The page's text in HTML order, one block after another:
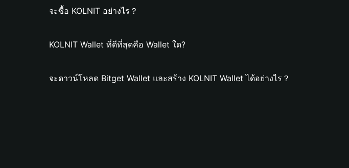
จะซื้อ KOLNIT อย่างไร？
KOLNIT Wallet ที่ดีที่สุดคือ Wallet ใด?
จะดาวน์โหลด Bitget Wallet และสร้าง KOLNIT Wallet ได้อย่างไร？